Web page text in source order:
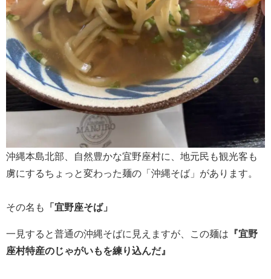
沖縄本島北部、自然豊かな宜野座村に、地元民も観光客も
虜にするちょっと変わった麺の「沖縄そば」があります。
その名も 「宜野座そば」
一見すると普通の沖縄そばに見えますが、この麺は 『宜野
座村特産のじゃがいもを練り込んだ』